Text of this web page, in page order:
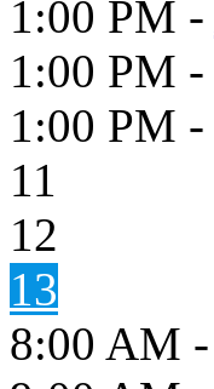
1:00 PM -
1:00 PM -
1:00 PM -
11
12
13
8:00 AM -